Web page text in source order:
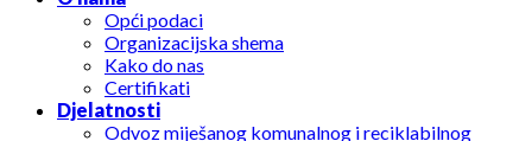
Opći podaci
Organizacijska shema
Kako do nas
Certifikati
Djelatnosti
Odvoz miješanog komunalnog i reciklabilnog